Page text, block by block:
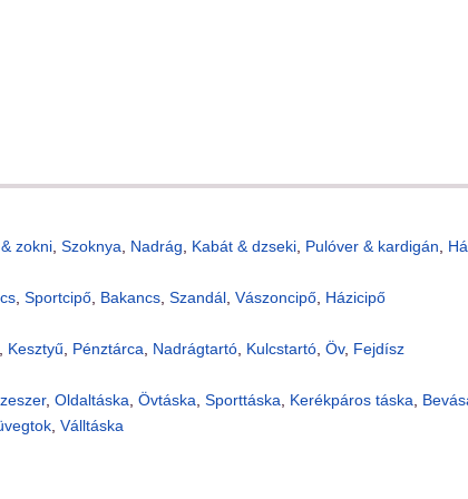
zokni, Szoknya Nadrág Kabát & dzseki, Pulóver & kardigán
, Sportcipő, Bakancs, Szandál, Vászoncipő, Házicipő
Kesztyű Pénztárca Nadrágtartó, Kulcstartó, Öv, Fejdísz
, Oldaltáska Övtáska Sporttáska Kerékpáros táska
, Válltáska